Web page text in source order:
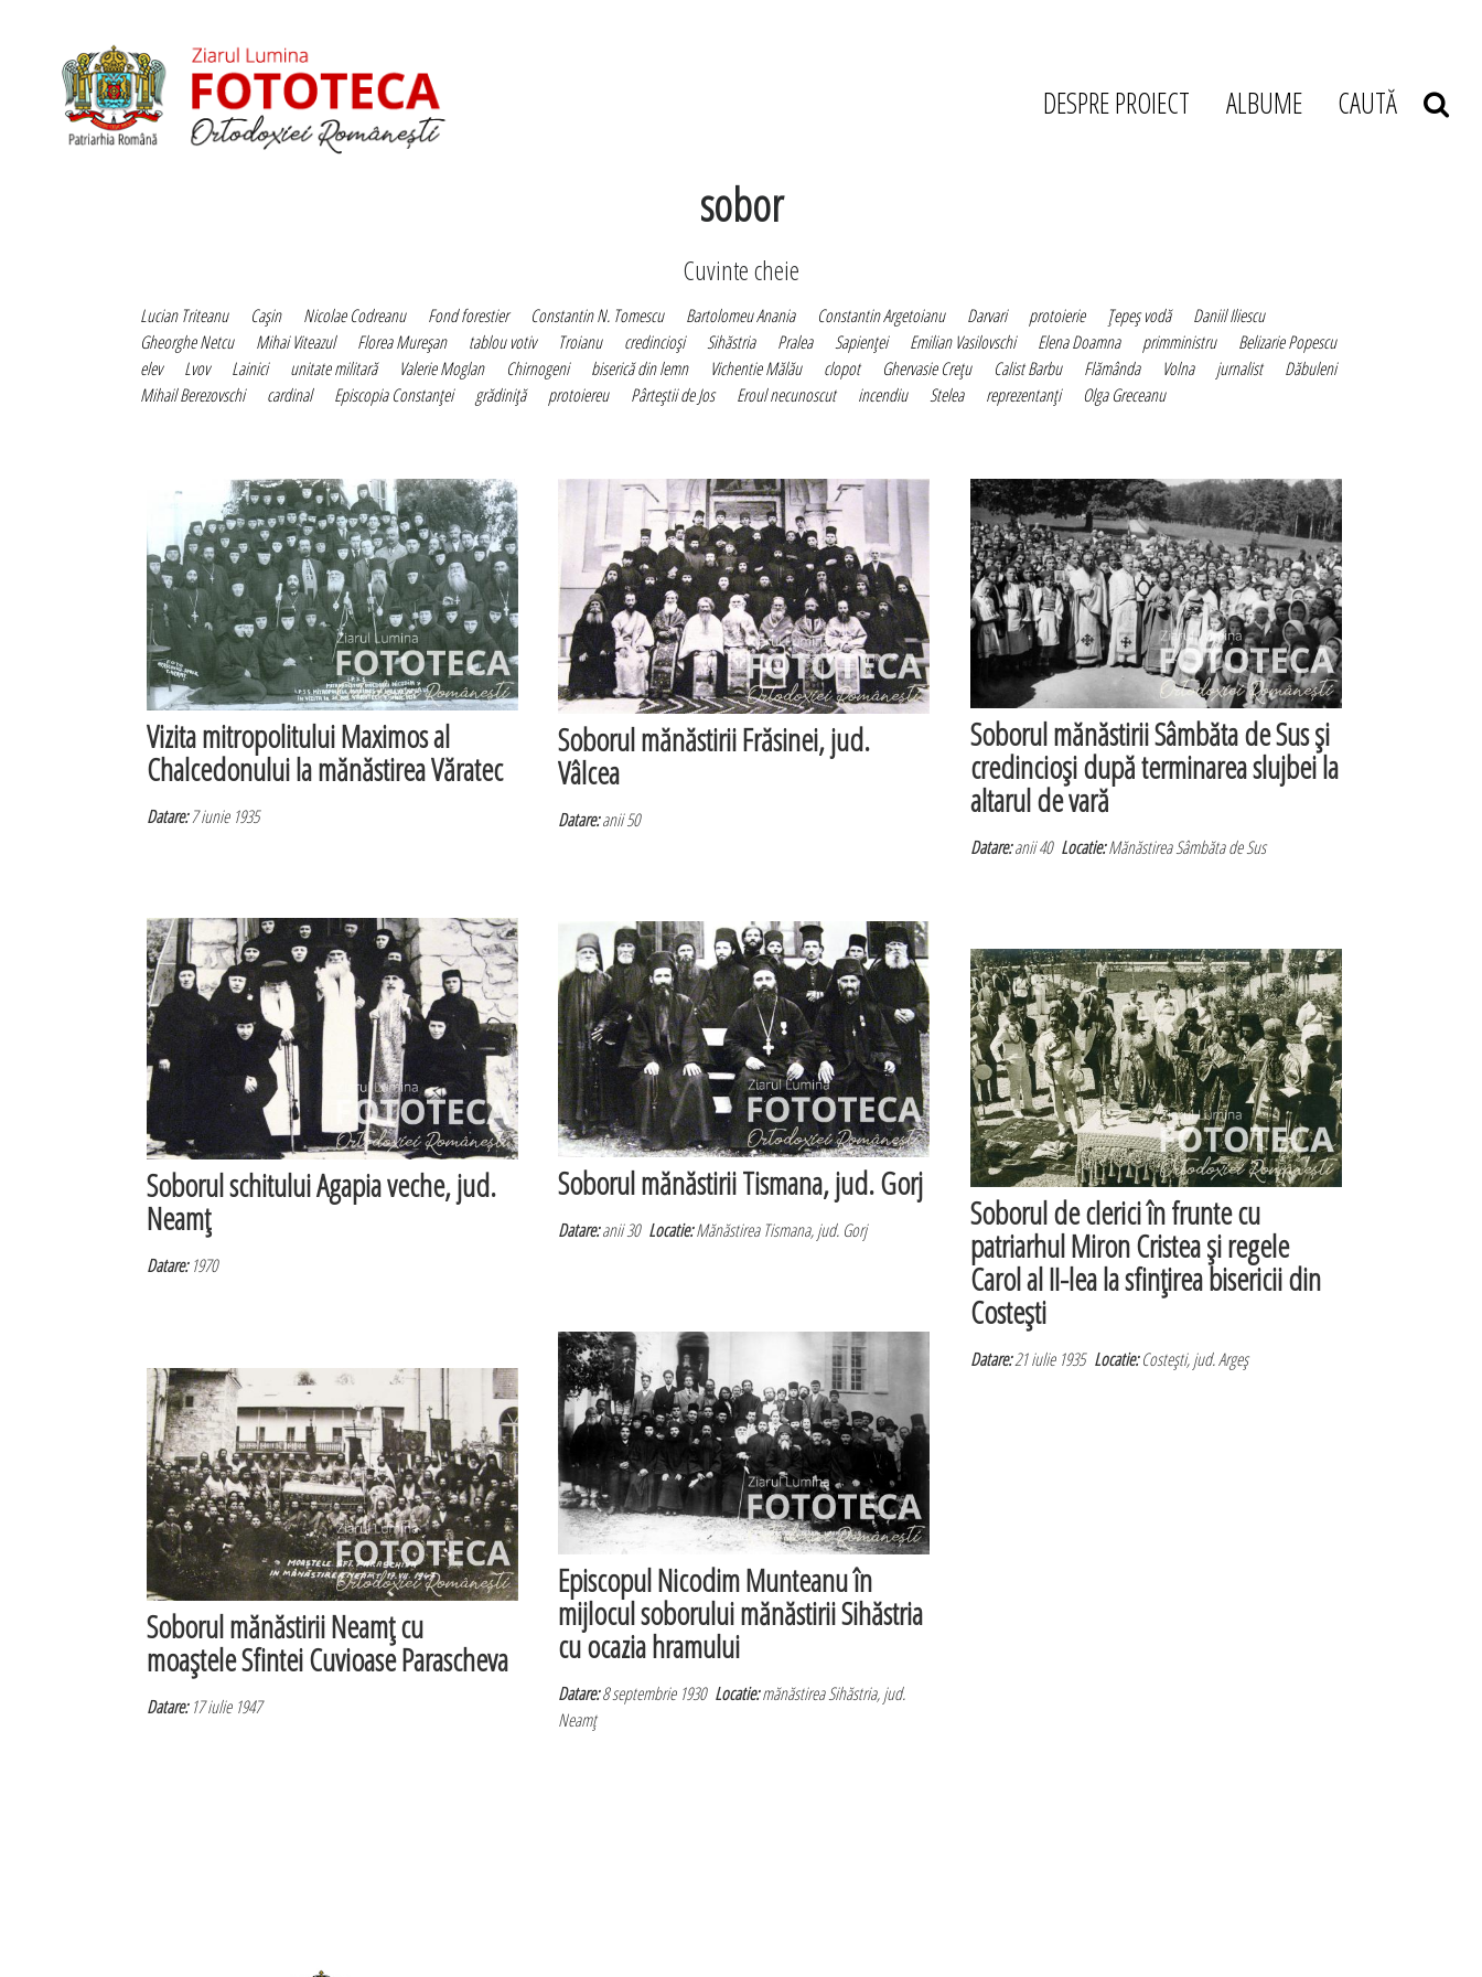
DESPRE PROIECT ALBUME CAUTĂ
sobor
Cuvinte cheie
Lucian Triteanu Caşin Nicolae Codreanu Fond forestier Constantin N. Tomescu Bartolomeu Anania Constantin Argetoianu Darvari protoierie Ţepeş vodă
Daniil Iliescu
Gheorghe Netcu
Mihai Viteazul Florea Mureşan tablou votiv Troianu credincioşi Sihăstria Pralea Sapienţei Emilian Vasilovschi Elena Doamna primministru
Belizarie Popescu
elev
Lvov Lainici unitate militară Valerie Moglan Chirnogeni biserică din lemn Vichentie Mălău clopot Ghervasie Creţu Calist Barbu Flămânda Volna jurnalist
Dăbuleni
Mihail Berezovschi
cardinal Episcopia Constanţei grădiniţă protoiereu Pârteştii de Jos Eroul necunoscut incendiu Stelea reprezentanţi Olga Greceanu
Vizita mitropolitului Maximos al
Chalcedonului la mănăstirea Văratec
Datare:7 iunie 1935
Soborul mănăstirii Frăsinei, jud.
Vâlcea
Datare:anii 50
Soborul mănăstirii Sâmbăta de Sus şi
credincioşi după terminarea slujbei la
altarul de vară
Datare:anii 40Locatie:Mănăstirea Sâmbăta de Sus
Soborul schitului Agapia veche, jud.
Neamţ
Datare:1970
Soborul mănăstirii Tismana, jud. Gorj
Datare:anii 30Locatie:Mănăstirea Tismana, jud. Gorj Soborul de clerici în frunte cu
patriarhul Miron Cristea şi regele
Carol al II-lea la sfinţirea bisericii din
Costeşti
Datare:21 iulie 1935Locatie:Costeşti, jud. Argeş
Episcopul Nicodim Munteanu în
mijlocul soborului mănăstirii Sihăstria
cu ocazia hramului
Datare:8 septembrie 1930Locatie:mănăstirea Sihăstria, jud.
Neamţ
Soborul mănăstirii Neamţ cu
moaştele Sfintei Cuvioase Parascheva
Datare:17 iulie 1947